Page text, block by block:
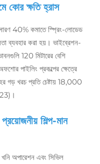
কোর ক্ষতি হ্রাস
40% কমাতে স্প্রিং-লোডেড
ব্যবহার করা হয়। ভাইব্রেশন-
120 মিটারের বেশি
পাইলিং প্রকল্পের ক্ষেত্রে
গড় খরচ প্রতি চেষ্টায় 18,000
শিল্প-মান
অপারেশন এবং সিভিল